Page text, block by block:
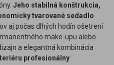
Jeho stabilná konštrukcia,
tvarované sedadlo
aj počas dlhých hodín ošetrení
make-upu alebo
a elegantná kombinácia
profesionálny